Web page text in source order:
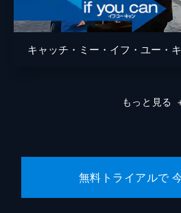
キャッチ・ミー・イフ・ユー・
もっと見る
無料トライアルで